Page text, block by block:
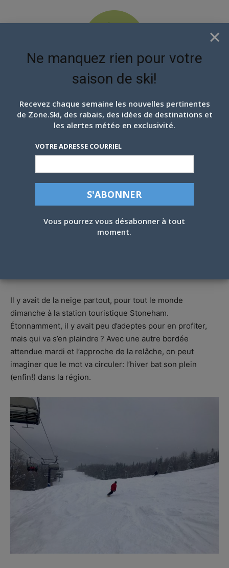
EN ATTENDANT LES
STONEHAM, PLAISIR RETROUVÉ, 16
Il y avait de la neige partout, pour tout le monde
dimanche à la station touristique Stoneham.
Étonnamment, il y avait peu d’adeptes pour en profiter,
mais qui va s’en plaindre ? Avec une autre bordée
attendue mardi et l’approche de la relâche, on peut
imaginer que le mot va circuler: l’hiver bat son plein
(enfin!) dans la région.
×
Ne manquez rien pour votre
saison de ski!
Recevez chaque semaine les nouvelles pertinentes
de Zone.Ski, des rabais, des idées de destinations et
les alertes météo en exclusivité.
VOTRE ADRESSE COURRIEL
Vous pourrez vous désabonner à tout
moment.